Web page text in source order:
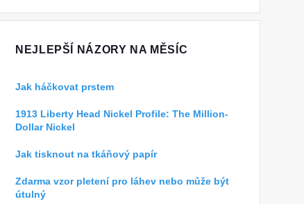
NEJLEPŠÍ NÁZORY NA MĚSÍC
Jak háčkovat prstem
1913 Liberty Head Nickel Profile: The Million-
Dollar Nickel
Jak tisknout na tkáňový papír
Zdarma vzor pletení pro láhev nebo může být
útulný